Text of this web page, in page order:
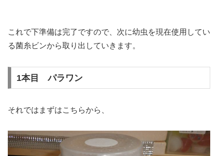
これで下準備は完了ですので、次に幼虫を現在使用してい
る菌糸ビンから取り出していきます。
1本目 パラワン
それではまずはこちらから、